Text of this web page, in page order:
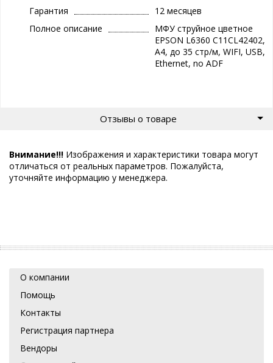
Гарантия
12 месяцев
Полное описание
МФУ струйное цветное
EPSON L6360 C11CL42402,
А4, до 35 стр/м, WIFI, USB,
Ethernet, no ADF
Отзывы о товаре
Внимание!!! Изображения и характеристики товара могут
отличаться от реальных параметров. Пожалуйста,
уточняйте информацию у менеджера.
О компании
Помощь
Контакты
Регистрация партнера
Вендоры